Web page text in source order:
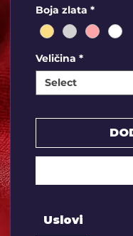
Boja zlata *
Veličina *
Select
Uslovi